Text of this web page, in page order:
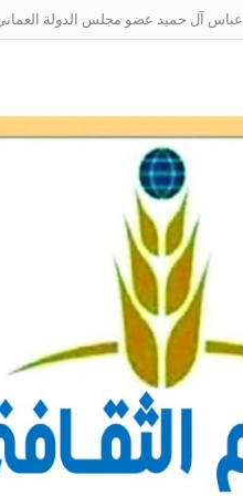
عباس آل حميد عضو مجلس الدولة العماني: